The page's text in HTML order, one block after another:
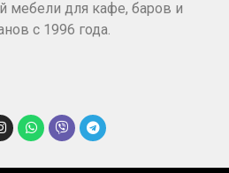
мебели для кафе, баров и
с 1996 года.